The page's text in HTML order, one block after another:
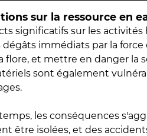
sur la ressource en
significatifs sur les
dégâts immédiats par la
flore, et mettre en danger la
sont également
les conséquences
être isolées, et des